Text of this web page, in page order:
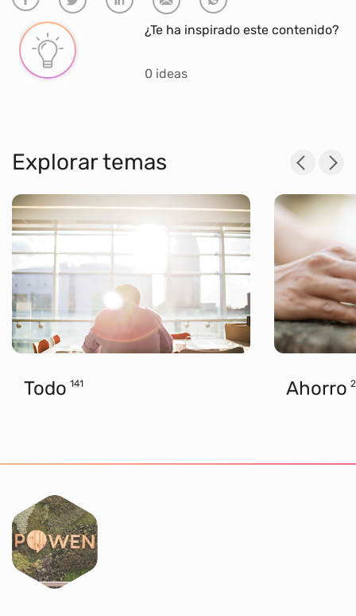
¿Te ha inspirado este contenido?
0 ideas
Explorar temas
Todo 141 Ahorro